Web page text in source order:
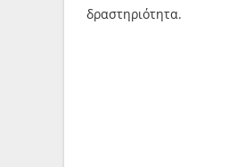
δραστηριότητα.